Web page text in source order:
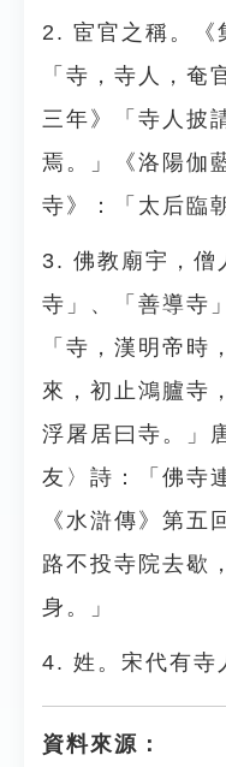
2. 宦官之稱。《
「寺，寺人，奄
三年》「寺人披
焉。」《洛陽伽
寺》：「太后臨
3. 佛教廟宇，僧
寺」、「善導寺
「寺，漢明帝時
來，初止鴻臚寺
浮屠居曰寺。」
友〉詩：「佛寺
《水滸傳》第五
路不投寺院去歇
身。」
4. 姓。宋代有寺
資料來源：